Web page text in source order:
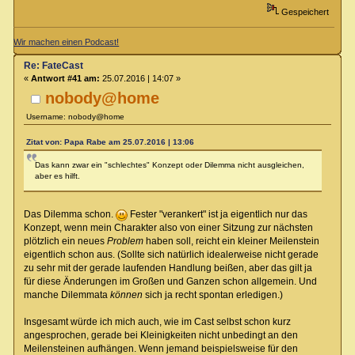
Gespeichert
Wir machen einen Podcast!
nobody@home
Username: nobody@home
Re: FateCast
« Antwort #41 am: 25.07.2016 | 14:07 »
Zitat von: Papa Rabe am 25.07.2016 | 13:06
Das kann zwar ein "schlechtes" Konzept oder Dilemma nicht ausgleichen,
aber es hilft.
Das Dilemma schon.
Fester "verankert" ist ja eigentlich nur das
Konzept, wenn mein Charakter also von einer Sitzung zur nächsten
plötzlich ein neues Problemhaben soll, reicht ein kleiner Meilenstein
eigentlich schon aus. (Sollte sich natürlich idealerweise nicht gerade
zu sehr mit der gerade laufenden Handlung beißen, aber das gilt ja
für diese Änderungen im Großen und Ganzen schon allgemein. Und
manche Dilemmata können sich ja recht spontan erledigen.)
Insgesamt würde ich mich auch, wie im Cast selbst schon kurz
angesprochen, gerade bei Kleinigkeiten nicht unbedingt an den
Meilensteinen aufhängen. Wenn jemand beispielsweise für den